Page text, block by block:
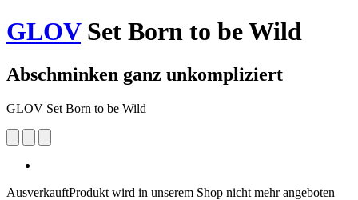
GLOVSet Born to be Wild
Abschminken ganz unkompliziert
GLOV Set Born to be Wild
AusverkauftProdukt wird in unserem Shop nicht mehr angeboten